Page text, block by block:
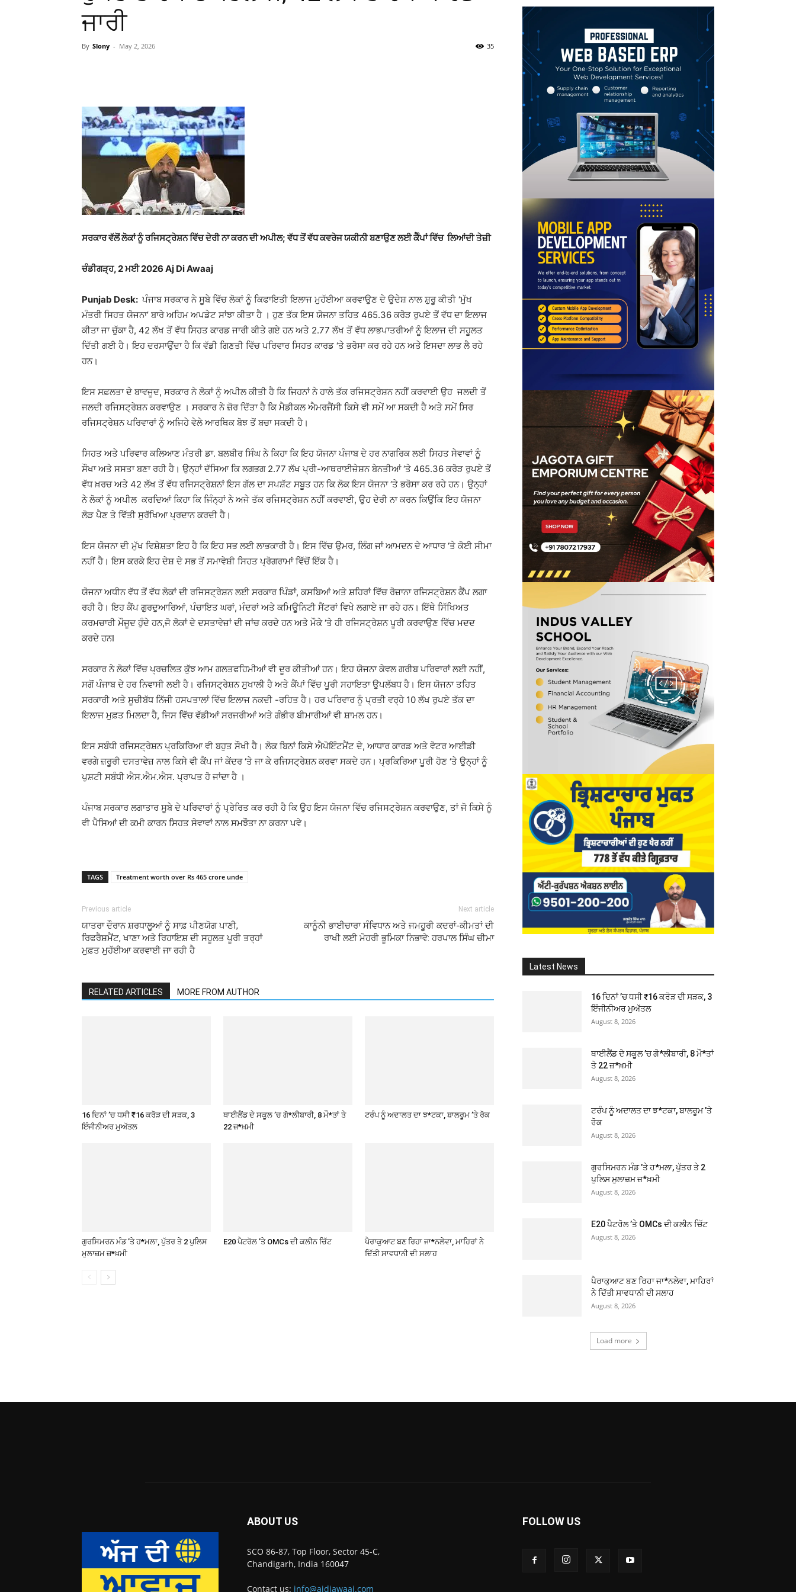
ਜਾਰੀ
By Slony - May 2, 2026 35
Linkedin Email
ਸਰਕਾਰ ਵੱਲੋਂ ਲੋਕਾਂ ਨੂੰ ਰਜਿਸਟ੍ਰੇਸ਼ਨ ਵਿੱਚ ਦੇਰੀ ਨਾ ਕਰਨ ਦੀ ਅਪੀਲ; ਵੱਧ ਤੋਂ ਵੱਧ ਕਵਰੇਜ ਯਕੀਨੀ ਬਣਾਉਣ ਲਈ ਕੈੰਪਾਂ ਵਿੱਚ ਲਿਆਂਦੀ ਤੇਜ਼ੀ
ਚੰਡੀਗੜ੍ਹ, 2 ਮਈ 2026 Aj Di Awaaj
Punjab Desk: ਪੰਜਾਬ ਸਰਕਾਰ ਨੇ ਸੂਬੇ ਵਿੱਚ ਲੋਕਾਂ ਨੂੰ ਕਿਫਾਇਤੀ ਇਲਾਜ ਮੁਹੱਈਆ ਕਰਵਾਉਣ ਦੇ ਉਦੇਸ਼ ਨਾਲ ਸ਼ੁਰੂ ਕੀਤੀ ‘ਮੁੱਖ
ਮੰਤਰੀ ਸਿਹਤ ਯੋਜਨਾ’ ਬਾਰੇ ਅਹਿਮ ਅਪਡੇਟ ਸਾਂਝਾ ਕੀਤਾ ਹੈ । ਹੁਣ ਤੱਕ ਇਸ ਯੋਜਨਾ ਤਹਿਤ 465.36 ਕਰੋੜ ਰੁਪਏ ਤੋਂ ਵੱਧ ਦਾ ਇਲਾਜ
ਕੀਤਾ ਜਾ ਚੁੱਕਾ ਹੈ, 42 ਲੱਖ ਤੋਂ ਵੱਧ ਸਿਹਤ ਕਾਰਡ ਜਾਰੀ ਕੀਤੇ ਗਏ ਹਨ ਅਤੇ 2.77 ਲੱਖ ਤੋਂ ਵੱਧ ਲਾਭਪਾਤਰੀਆਂ ਨੂੰ ਇਲਾਜ ਦੀ ਸਹੂਲਤ
ਦਿੱਤੀ ਗਈ ਹੈ। ਇਹ ਦਰਸਾਉਂਦਾ ਹੈ ਕਿ ਵੱਡੀ ਗਿਣਤੀ ਵਿੱਚ ਪਰਿਵਾਰ ਸਿਹਤ ਕਾਰਡ ‘ਤੇ ਭਰੋਸਾ ਕਰ ਰਹੇ ਹਨ ਅਤੇ ਇਸਦਾ ਲਾਭ ਲੈ ਰਹੇ
ਹਨ।
ਇਸ ਸਫ਼ਲਤਾ ਦੇ ਬਾਵਜੂਦ, ਸਰਕਾਰ ਨੇ ਲੋਕਾਂ ਨੂੰ ਅਪੀਲ ਕੀਤੀ ਹੈ ਕਿ ਜਿਹਨਾਂ ਨੇ ਹਾਲੇ ਤੱਕ ਰਜਿਸਟ੍ਰੇਸ਼ਨ ਨਹੀਂ ਕਰਵਾਈ ਉਹ ਜਲਦੀ ਤੋਂ
ਜਲਦੀ ਰਜਿਸਟ੍ਰੇਸ਼ਨ ਕਰਵਾਉਣ । ਸਰਕਾਰ ਨੇ ਜ਼ੋਰ ਦਿੱਤਾ ਹੈ ਕਿ ਮੈਡੀਕਲ ਐਮਰਜੈਂਸੀ ਕਿਸੇ ਵੀ ਸਮੇਂ ਆ ਸਕਦੀ ਹੈ ਅਤੇ ਸਮੇਂ ਸਿਰ
ਰਜਿਸਟ੍ਰੇਸ਼ਨ ਪਰਿਵਾਰਾਂ ਨੂੰ ਅਜਿਹੇ ਵੇਲੇ ਆਰਥਿਕ ਬੋਝ ਤੋਂ ਬਚਾ ਸਕਦੀ ਹੈ।
ਸਿਹਤ ਅਤੇ ਪਰਿਵਾਰ ਕਲਿਆਣ ਮੰਤਰੀ ਡਾ. ਬਲਬੀਰ ਸਿੰਘ ਨੇ ਕਿਹਾ ਕਿ ਇਹ ਯੋਜਨਾ ਪੰਜਾਬ ਦੇ ਹਰ ਨਾਗਰਿਕ ਲਈ ਸਿਹਤ ਸੇਵਾਵਾਂ ਨੂੰ
ਸੌਖਾ ਅਤੇ ਸਸਤਾ ਬਣਾ ਰਹੀ ਹੈ। ਉਨ੍ਹਾਂ ਦੱਸਿਆ ਕਿ ਲਗਭਗ 2.77 ਲੱਖ ਪ੍ਰੀ-ਆਥਰਾਈਜ਼ੇਸ਼ਨ ਬੇਨਤੀਆਂ ‘ਤੇ 465.36 ਕਰੋੜ ਰੁਪਏ ਤੋਂ
ਵੱਧ ਖ਼ਰਚ ਅਤੇ 42 ਲੱਖ ਤੋਂ ਵੱਧ ਰਜਿਸਟ੍ਰੇਸ਼ਨਾਂ ਇਸ ਗੱਲ ਦਾ ਸਪਸ਼ੱਟ ਸਬੂਤ ਹਨ ਕਿ ਲੋਕ ਇਸ ਯੋਜਨਾ ‘ਤੇ ਭਰੋਸਾ ਕਰ ਰਹੇ ਹਨ। ਉਨ੍ਹਾਂ
ਨੇ ਲੋਕਾਂ ਨੂੰ ਅਪੀਲ ਕਰਦਿਆਂ ਕਿਹਾ ਕਿ ਜਿੰਨ੍ਹਾਂ ਨੇ ਅਜੇ ਤੱਕ ਰਜਿਸਟ੍ਰੇਸ਼ਨ ਨਹੀਂ ਕਰਵਾਈ, ਉਹ ਦੇਰੀ ਨਾ ਕਰਨ ਕਿਉਂਕਿ ਇਹ ਯੋਜਨਾ
ਲੋੜ ਪੈਣ ਤੇ ਵਿੱਤੀ ਸੁਰੱਖਿਆ ਪ੍ਰਦਾਨ ਕਰਦੀ ਹੈ।
ਇਸ ਯੋਜਨਾ ਦੀ ਮੁੱਖ ਵਿਸ਼ੇਸ਼ਤਾ ਇਹ ਹੈ ਕਿ ਇਹ ਸਭ ਲਈ ਲਾਭਕਾਰੀ ਹੈ। ਇਸ ਵਿੱਚ ਉਮਰ, ਲਿੰਗ ਜਾਂ ਆਮਦਨ ਦੇ ਆਧਾਰ ‘ਤੇ ਕੋਈ ਸੀਮਾ
ਨਹੀਂ ਹੈ। ਇਸ ਕਰਕੇ ਇਹ ਦੇਸ਼ ਦੇ ਸਭ ਤੋਂ ਸਮਾਵੇਸ਼ੀ ਸਿਹਤ ਪ੍ਰੋਗਰਾਮਾਂ ਵਿੱਚੋਂ ਇੱਕ ਹੈ।
ਯੋਜਨਾ ਅਧੀਨ ਵੱਧ ਤੋਂ ਵੱਧ ਲੋਕਾਂ ਦੀ ਰਜਿਸਟ੍ਰੇਸ਼ਨ ਲਈ ਸਰਕਾਰ ਪਿੰਡਾਂ, ਕਸਬਿਆਂ ਅਤੇ ਸ਼ਹਿਰਾਂ ਵਿੱਚ ਰੋਜ਼ਾਨਾ ਰਜਿਸਟ੍ਰੇਸ਼ਨ ਕੈਂਪ ਲਗਾ
ਰਹੀ ਹੈ। ਇਹ ਕੈਂਪ ਗੁਰਦੁਆਰਿਆਂ, ਪੰਚਾਇਤ ਘਰਾਂ, ਮੰਦਰਾਂ ਅਤੇ ਕਮਿਊਨਿਟੀ ਸੈਂਟਰਾਂ ਵਿਖੇ ਲਗਾਏ ਜਾ ਰਹੇ ਹਨ। ਇੱਥੇ ਸਿੱਖਿਅਤ
ਕਰਮਚਾਰੀ ਮੌਜੂਦ ਹੁੰਦੇ ਹਨ,ਜੋ ਲੋਕਾਂ ਦੇ ਦਸਤਾਵੇਜ਼ਾਂ ਦੀ ਜਾਂਚ ਕਰਦੇ ਹਨ ਅਤੇ ਮੌਕੇ ‘ਤੇ ਹੀ ਰਜਿਸਟ੍ਰੇਸ਼ਨ ਪੂਰੀ ਕਰਵਾਉਣ ਵਿੱਚ ਮਦਦ
ਕਰਦੇ ਹਨI
ਸਰਕਾਰ ਨੇ ਲੋਕਾਂ ਵਿੱਚ ਪ੍ਰਚਲਿਤ ਕੁੱਝ ਆਮ ਗਲਤਫਹਿਮੀਆਂ ਵੀ ਦੂਰ ਕੀਤੀਆਂ ਹਨ। ਇਹ ਯੋਜਨਾ ਕੇਵਲ ਗਰੀਬ ਪਰਿਵਾਰਾਂ ਲਈ ਨਹੀਂ,
ਸਗੋਂ ਪੰਜਾਬ ਦੇ ਹਰ ਨਿਵਾਸੀ ਲਈ ਹੈ। ਰਜਿਸਟ੍ਰੇਸ਼ਨ ਸੁਖਾਲੀ ਹੈ ਅਤੇ ਕੈਂਪਾਂ ਵਿੱਚ ਪੂਰੀ ਸਹਾਇਤਾ ਉਪਲੱਬਧ ਹੈ। ਇਸ ਯੋਜਨਾ ਤਹਿਤ
ਸਰਕਾਰੀ ਅਤੇ ਸੂਚੀਬੱਧ ਨਿੱਜੀ ਹਸਪਤਾਲਾਂ ਵਿੱਚ ਇਲਾਜ ਨਕਦੀ -ਰਹਿਤ ਹੈ। ਹਰ ਪਰਿਵਾਰ ਨੂੰ ਪ੍ਰਤੀ ਵਰ੍ਹੇ 10 ਲੱਖ ਰੁਪਏ ਤੱਕ ਦਾ
ਇਲਾਜ ਮੁਫ਼ਤ ਮਿਲਦਾ ਹੈ, ਜਿਸ ਵਿੱਚ ਵੱਡੀਆਂ ਸਰਜਰੀਆਂ ਅਤੇ ਗੰਭੀਰ ਬੀਮਾਰੀਆਂ ਵੀ ਸ਼ਾਮਲ ਹਨ।
ਇਸ ਸਬੰਧੀ ਰਜਿਸਟ੍ਰੇਸ਼ਨ ਪ੍ਰਕਿਰਿਆ ਵੀ ਬਹੁਤ ਸੌਖੀ ਹੈ। ਲੋਕ ਬਿਨਾਂ ਕਿਸੇ ਐਪੋਇੰਟਮੈਂਟ ਦੇ, ਆਧਾਰ ਕਾਰਡ ਅਤੇ ਵੋਟਰ ਆਈਡੀ
ਵਰਗੇ ਜ਼ਰੂਰੀ ਦਸਤਾਵੇਜ਼ ਨਾਲ ਕਿਸੇ ਵੀ ਕੈਂਪ ਜਾਂ ਕੇਂਦਰ ‘ਤੇ ਜਾ ਕੇ ਰਜਿਸਟ੍ਰੇਸ਼ਨ ਕਰਵਾ ਸਕਦੇ ਹਨ। ਪ੍ਰਕਿਰਿਆ ਪੂਰੀ ਹੋਣ ‘ਤੇ ਉਨ੍ਹਾਂ ਨੂੰ
ਪੁਸ਼ਟੀ ਸਬੰਧੀ ਐਸ.ਐਮ.ਐਸ. ਪ੍ਰਾਪਤ ਹੋ ਜਾਂਦਾ ਹੈ ।
ਪੰਜਾਬ ਸਰਕਾਰ ਲਗਾਤਾਰ ਸੂਬੇ ਦੇ ਪਰਿਵਾਰਾਂ ਨੂੰ ਪ੍ਰੇਰਿਤ ਕਰ ਰਹੀ ਹੈ ਕਿ ਉਹ ਇਸ ਯੋਜਨਾ ਵਿੱਚ ਰਜਿਸਟ੍ਰੇਸ਼ਨ ਕਰਵਾਉਣ, ਤਾਂ ਜੋ ਕਿਸੇ ਨੂੰ
ਵੀ ਪੈਸਿਆਂ ਦੀ ਕਮੀ ਕਾਰਨ ਸਿਹਤ ਸੇਵਾਵਾਂ ਨਾਲ ਸਮਝੌਤਾ ਨਾ ਕਰਨਾ ਪਵੇ।
TAGS Treatment worth over Rs 465 crore unde
Previous article
ਯਾਤਰਾ ਦੌਰਾਨ ਸ਼ਰਧਾਲੂਆਂ ਨੂੰ ਸਾਫ਼ ਪੀਣਯੋਗ ਪਾਣੀ,
ਰਿਫਰੈਸ਼ਮੈਂਟ, ਖਾਣਾ ਅਤੇ ਰਿਹਾਇਸ਼ ਦੀ ਸਹੂਲਤ ਪੂਰੀ ਤਰ੍ਹਾਂ
ਮੁਫ਼ਤ ਮੁਹੱਈਆ ਕਰਵਾਈ ਜਾ ਰਹੀ ਹੈ
Next article
ਕਾਨੂੰਨੀ ਭਾਈਚਾਰਾ ਸੰਵਿਧਾਨ ਅਤੇ ਜਮਹੂਰੀ ਕਦਰਾਂ-ਕੀਮਤਾਂ ਦੀ
ਰਾਖੀ ਲਈ ਮੋਹਰੀ ਭੂਮਿਕਾ ਨਿਭਾਵੇ: ਹਰਪਾਲ ਸਿੰਘ ਚੀਮਾ
RELATED ARTICLES MORE FROM AUTHOR
16 ਦਿਨਾਂ ’ਚ ਧਸੀ ₹16 ਕਰੋੜ ਦੀ ਸੜਕ, 3
ਇੰਜੀਨੀਅਰ ਮੁਅੱਤਲ
ਥਾਈਲੈਂਡ ਦੇ ਸਕੂਲ ’ਚ ਗੋ*ਲੀਬਾਰੀ, 8 ਮੌ*ਤਾਂ ਤੇ
22 ਜ਼*ਖ਼ਮੀ
ਟਰੰਪ ਨੂੰ ਅਦਾਲਤ ਦਾ ਝ*ਟਕਾ, ਬਾਲਰੂਮ ’ਤੇ ਰੋਕ
ਗੁਰਸਿਮਰਨ ਮੰਡ ’ਤੇ ਹ*ਮਲਾ, ਪੁੱਤਰ ਤੇ 2 ਪੁਲਿਸ
ਮੁਲਾਜ਼ਮ ਜ਼*ਖ਼ਮੀ
E20 ਪੈਟਰੋਲ ’ਤੇ OMCs ਦੀ ਕਲੀਨ ਚਿੱਟ
ਪੈਰਾਕੁਆਟ ਬਣ ਰਿਹਾ ਜਾ*ਨਲੇਵਾ, ਮਾਹਿਰਾਂ ਨੇ
ਦਿੱਤੀ ਸਾਵਧਾਨੀ ਦੀ ਸਲਾਹ
Latest News
16 ਦਿਨਾਂ ’ਚ ਧਸੀ ₹16 ਕਰੋੜ ਦੀ ਸੜਕ, 3
ਇੰਜੀਨੀਅਰ ਮੁਅੱਤਲ
August 8, 2026
ਥਾਈਲੈਂਡ ਦੇ ਸਕੂਲ ’ਚ ਗੋ*ਲੀਬਾਰੀ, 8 ਮੌ*ਤਾਂ
ਤੇ 22 ਜ਼*ਖ਼ਮੀ
August 8, 2026
ਟਰੰਪ ਨੂੰ ਅਦਾਲਤ ਦਾ ਝ*ਟਕਾ, ਬਾਲਰੂਮ ’ਤੇ
ਰੋਕ
August 8, 2026
ਗੁਰਸਿਮਰਨ ਮੰਡ ’ਤੇ ਹ*ਮਲਾ, ਪੁੱਤਰ ਤੇ 2
ਪੁਲਿਸ ਮੁਲਾਜ਼ਮ ਜ਼*ਖ਼ਮੀ
August 8, 2026
E20 ਪੈਟਰੋਲ ’ਤੇ OMCs ਦੀ ਕਲੀਨ ਚਿੱਟ
August 8, 2026
ਪੈਰਾਕੁਆਟ ਬਣ ਰਿਹਾ ਜਾ*ਨਲੇਵਾ, ਮਾਹਿਰਾਂ
ਨੇ ਦਿੱਤੀ ਸਾਵਧਾਨੀ ਦੀ ਸਲਾਹ
August 8, 2026
Load more
ABOUT US
SCO 86-87, Top Floor, Sector 45-C,
Chandigarh, India 160047
Contact us: info@ajdiawaaj.com
FOLLOW US